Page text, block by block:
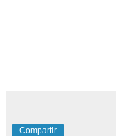
Compartir